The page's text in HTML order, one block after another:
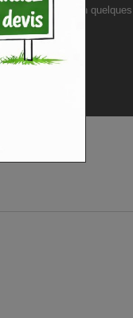
up se monte en